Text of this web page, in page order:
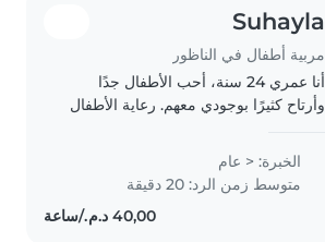
Suhayla
مربية أطفال في الناظور
أنا عمري 24 سنة، أحب الأطفال جدًا
وأرتاح كثيرًا بوجودي معهم. رعاية الأطفال
شيء أحبه من قلبي وأستمتع به. أتعامل
مع الأطفال بحنان وصبر، أحب اللعب
معهم..
الخبرة: < عام
متوسط زمن الرد: 20 دقيقة